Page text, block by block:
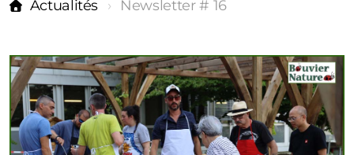
Actualités Newsletter # 16
Médiathèque
Ressources pédagogiques